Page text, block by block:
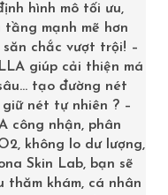
trị nám cho da
đặc trị khoảng 1
thoa đều thuốc lên
thương cần điều trị.
Clear 4%
của bác sỹ hoặc kỹ
hình mô tối ưu,
mạnh mẽ hơn
chắc vượt trội! –
giúp cải thiện má
tạo đường nét
nét tự nhiên ? –
công nhận, phân
không lo dư lượng,
Skin Lab, bạn sẽ
thăm khám, cá nhân